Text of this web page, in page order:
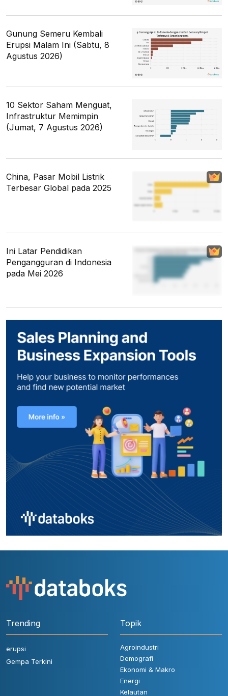
Gunung Semeru Kembali
Erupsi Malam Ini (Sabtu, 8
Agustus 2026)
10 Sektor Saham Menguat,
Infrastruktur Memimpin
(Jumat, 7 Agustus 2026)
China, Pasar Mobil Listrik
Terbesar Global pada 2025
Ini Latar Pendidikan
Pengangguran di Indonesia
pada Mei 2026
Trending
erupsi
Gempa Terkini
Topik
Agroindustri
Demografi
Ekonomi & Makro
Energi
Kelautan